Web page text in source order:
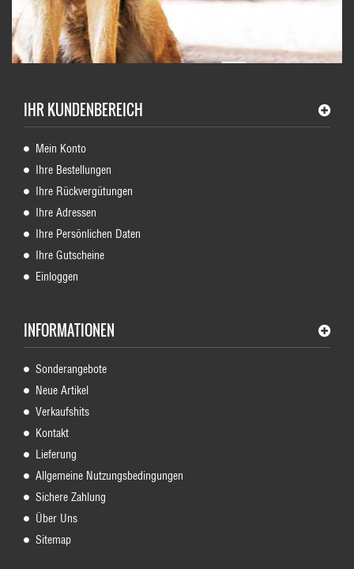
IHR KUNDENBEREICH
Mein Konto
Ihre Bestellungen
Ihre Rückvergütungen
Ihre Adressen
Ihre Persönlichen Daten
Ihre Gutscheine
Einloggen
INFORMATIONEN
Sonderangebote
Neue Artikel
Verkaufshits
Kontakt
Lieferung
Allgemeine Nutzungsbedingungen
Sichere Zahlung
Über Uns
Sitemap